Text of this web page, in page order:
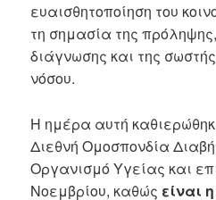
ευαισθητοποίηση του
τη σημασία της
διάγνωσης και της
νόσου.
Η ημέρα αυτή
Διεθνή Ομοσπονδία
Οργανισμό Υγείας και
Νοεμβρίου, καθώς είναι